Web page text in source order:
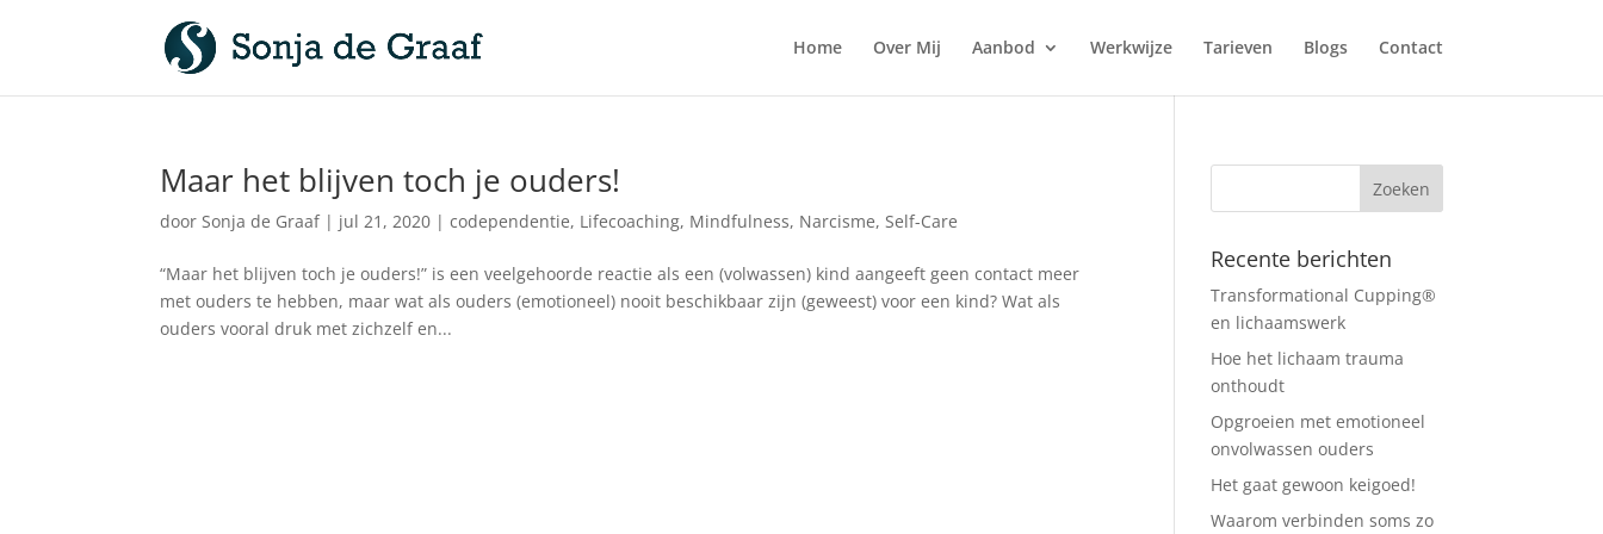
Home Over Mij Aanbod Werkwijze Tarieven Blogs Contact
Maar het blijven toch je ouders!
doorSonja de Graaf| jul 21, 2020 |codependentie, Lifecoaching, Mindfulness, Narcisme,Self-Care
“Maar het blijven toch je ouders!” is een veelgehoorde reactie als een (volwassen) kind aangeeft geen contact meer
met ouders te hebben, maar wat als ouders (emotioneel) nooit beschikbaar zijn (geweest) voor een kind? Wat als
ouders vooral druk met zichzelf en...
Recente berichten
Transformational Cupping®
en lichaamswerk
Hoe het lichaam trauma
onthoudt
Opgroeien met emotioneel
onvolwassen ouders
Het gaat gewoon keigoed!
Waarom verbinden soms zo